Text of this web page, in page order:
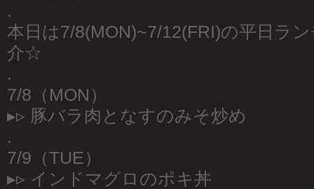
.
本日は7/8(MON)~7/12(FRI)の平日ラ
介☆
.
7/8（MON）
▸︎▹︎ 豚バラ肉となすのみそ炒め
.
7/9（TUE）
▸︎▹︎ インドマグロのポキ丼